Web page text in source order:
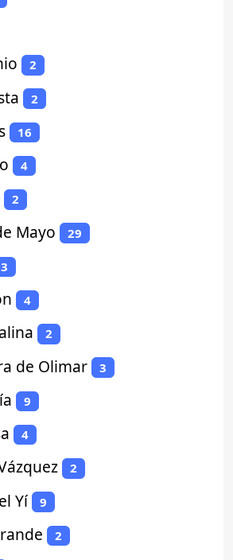
2
2
16
4
2
Mayo 29
3
4
2
de Olimar 3
9
4
2
Yí 9
2